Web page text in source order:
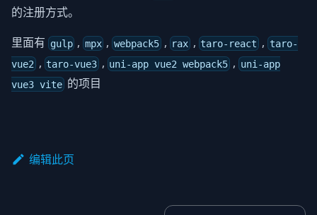
的注册方式。
里面有 gulp ,mpx ,webpack5, rax, taro-react , taro-
vue2 , taro-vue3, uni-app vue2 webpack5, uni-app
vue3 vite的项目
编辑此页